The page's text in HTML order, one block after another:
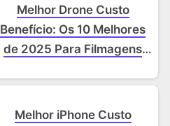
Melhor Drone Custo
Benefício: Os 10 Melhores
de 2025 Para Filmagens
Melhor iPhone Custo